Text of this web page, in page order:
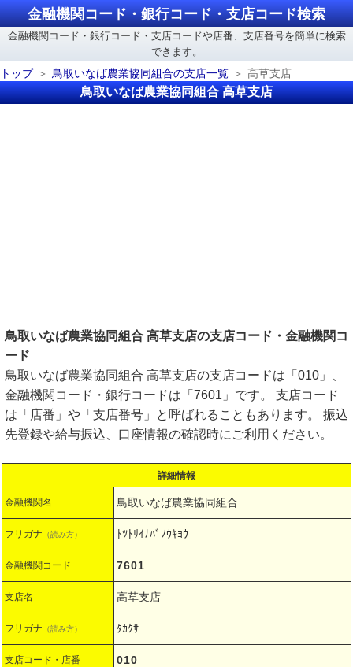
金融機関コード・銀行コード・支店コード検索
金融機関コード・銀行コード・支店コードや店番、支店番号を簡単に検索
できます。
トップ
鳥取いなば農業協同組合の支店一覧 高草支店
鳥取いなば農業協同組合 高草支店
鳥取いなば農業協同組合 高草支店の支店コード・金融機関コ
ード
鳥取いなば農業協同組合 高草支店の支店コードは「010」、
金融機関コード・銀行コードは「7601」です。 支店コード
は「店番」や「支店番号」と呼ばれることもあります。 振込
先登録や給与振込、口座情報の確認時にご利用ください。
詳細情報
金融機関名 鳥取いなば農業協同組合
フリガナ （読み方） ﾄﾂﾄﾘｲﾅﾊﾞﾉｳｷﾖｳ
金融機関コード 7601
支店名 高草支店
フリガナ （読み方） ﾀｶｸｻ
支店コード・店番 010